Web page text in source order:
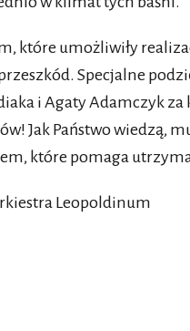
które umożliwiły
Specjalne
i Agaty Adamczyk
Jak Państwo wiedzą,
które pomaga
Leopoldinum